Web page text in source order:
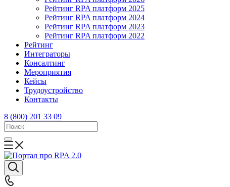
Рейтинг RPA платформ 2025
Рейтинг RPA платформ 2024
Рейтинг RPA платформ 2023
Рейтинг RPA платформ 2022
Рейтинг
Интеграторы
Консалтинг
Mероприятия
Кейсы
Трудоустройство
Контакты
8 (800) 201 33 09